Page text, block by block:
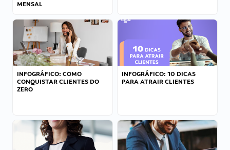
MENSAL
INFOGRÁFICO: COMO
CONQUISTAR CLIENTES DO
ZERO
INFOGRÁFICO: 10 DICAS
PARA ATRAIR CLIENTES